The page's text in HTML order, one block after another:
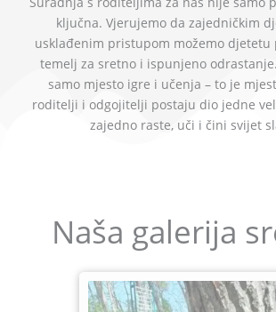
ključna. Vjerujemo da zajedničkim
usklađenim pristupom možemo
temelj za sretno i ispunjeno
samo mjesto igre i učenja – to je
roditelji i odgojitelji postaju dio jedne
zajedno raste, uči i čini svijet
Naša galerija